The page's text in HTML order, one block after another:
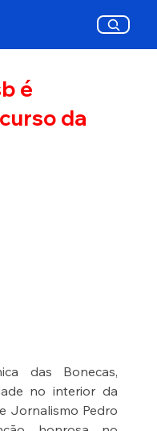
é
da
das Bonecas,
no interior da
Jornalismo Pedro